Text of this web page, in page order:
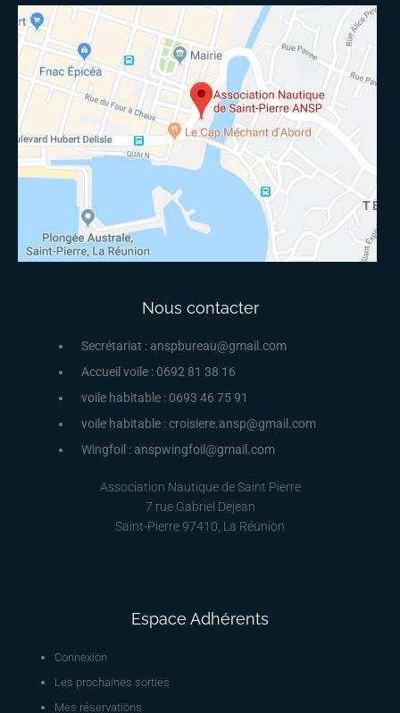
Nous contacter
Secrétariat : anspbureau@gmail.com
Accueil voile : 0692 81 38 16
voile habitable : 0693 46 75 91
voile habitable : croisiere.ansp@gmail.com
Wingfoil : anspwingfoil@gmail.com
Association Nautique de Saint Pierre
7 rue Gabriel Dejean
Saint-Pierre 97410, La Réunion
Espace Adhérents
Connexion
Les prochaines sorties
Mes réservations